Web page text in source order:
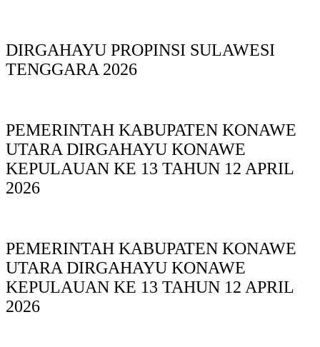
DIRGAHAYU PROPINSI SULAWESI
TENGGARA 2026
PEMERINTAH KABUPATEN KONAWE
UTARA DIRGAHAYU KONAWE
KEPULAUAN KE 13 TAHUN 12 APRIL
2026
PEMERINTAH KABUPATEN KONAWE
UTARA DIRGAHAYU KONAWE
KEPULAUAN KE 13 TAHUN 12 APRIL
2026